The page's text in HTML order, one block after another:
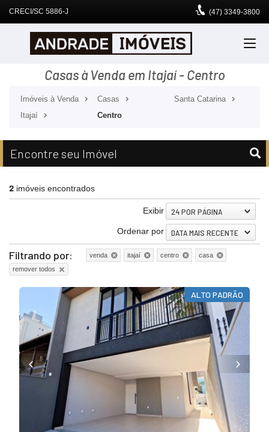
CRECI/SC 5886-J (47) 3349-3800
Casas à Venda em Itajaí - Centro
Imóveis à Venda Casas
Santa Catarina
Itajaí
Centro
Encontre seu Imóvel
2 imóveis encontrados
Exibir 24 POR PÁGINA
Ordenar por DATA MAIS RECENTE
Filtrando por: venda itajaí centro
casa
remover todos
ALTO PADRÃO